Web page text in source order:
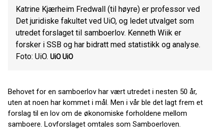
Katrine Kjærheim Fredwall (til høyre) er professor ved
Det juridiske fakultet ved UiO, og ledet utvalget som
utredet forslaget til samboerlov. Kenneth Wiik er
forsker i SSB og har bidratt med statistikk og analyse.
Foto: UiO. UiOUiO
Behovet for en samboerlov har vært utredet i nesten 50 år,
uten at noen har kommet i mål. Men i vår ble det lagt frem et
forslag til en lov om de økonomiske forholdene mellom
samboere. Lovforslaget omtales som Samboerloven.